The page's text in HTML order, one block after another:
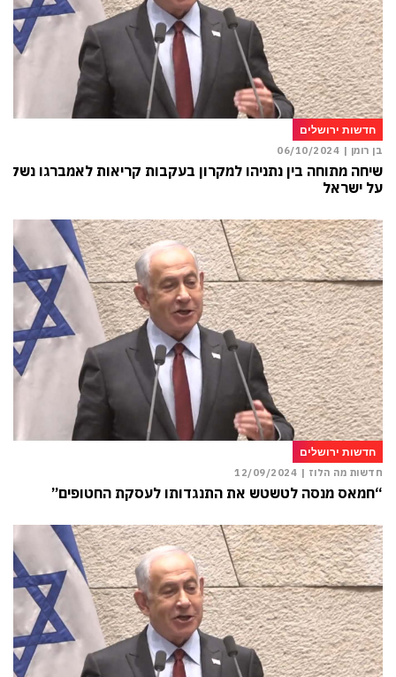
חדשות ירושלים
בן רומן | 06/10/2024
שיחה מתוחה בין נתניהו למקרון בעקבות קריאות לאמברגו נשק
על ישראל
חדשות ירושלים
חדשות מה הלוז | 12/09/2024
“חמאס מנסה לטשטש את התנגדותו לעסקת החטופים”